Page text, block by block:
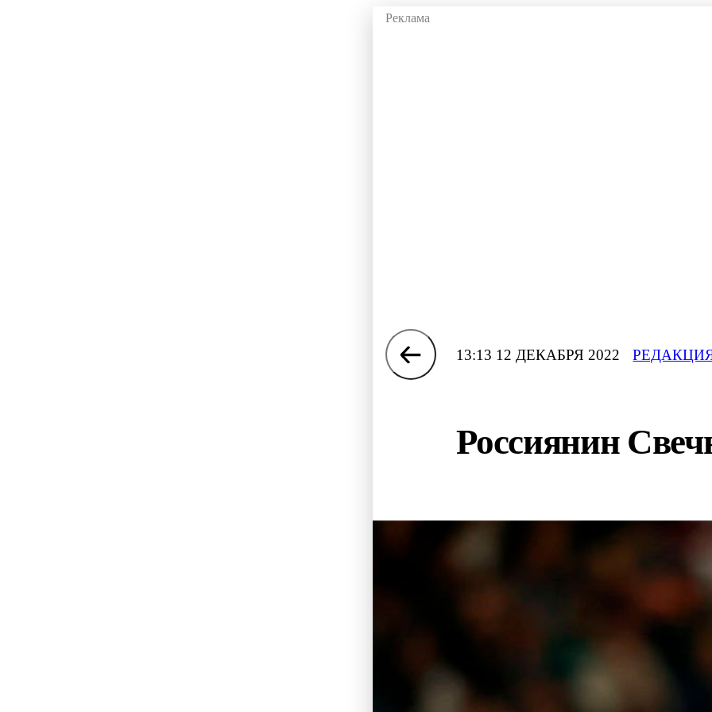
13:13 12 ДЕКАБРЯ 2022
Россиянин